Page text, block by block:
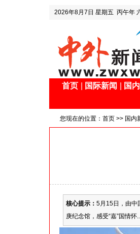
2026年8月7日 星期五 丙午年
首页 国际新闻 国
您现在的位置： 首页 >> 国内
核心提示： 5月15日，由中
庚纪念馆，感受“嘉”国情怀